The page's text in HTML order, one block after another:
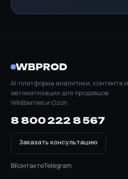
WBPROD
AI-платформа аналитики, контента и
автоматизации для продавцов
Wildberries и Ozon.
8 800 222 8 567
Заказать консультацию
ВКонтактеTelegram